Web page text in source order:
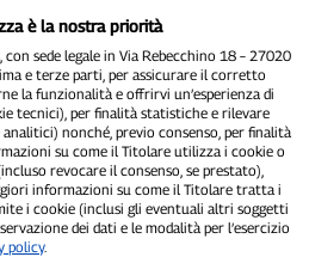
è la nostra priorità
sede legale in Via Rebecchino 18 – 27020
e terze parti, per assicurare il corretto
la funzionalità e offrirvi un’esperienza di
tecnici), per finalità statistiche e rilevare
nonché, previo consenso, per finalità
su come il Titolare utilizza i cookie o
revocare il consenso, se prestato),
informazioni su come il Titolare tratta i
i cookie (inclusi gli eventuali altri soggetti
dei dati e le modalità per l’esercizio
policy.